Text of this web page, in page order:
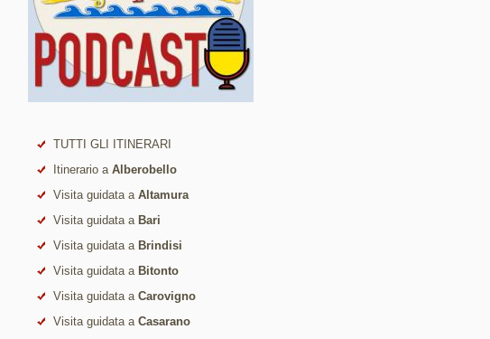
TUTTI GLI ITINERARI
Itinerario a Alberobello
Visita guidata a Altamura
Visita guidata a Bari
Visita guidata a Brindisi
Visita guidata a Bitonto
Visita guidata a Carovigno
Visita guidata a Casarano